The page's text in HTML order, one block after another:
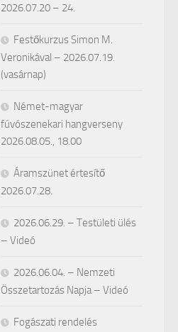
2026.07.20 – 24.
Festőkurzus Simon M.
Veronikával – 2026.07.19.
(vasárnap)
Német-magyar
fúvószenekari hangverseny
2026.08.05., 18.00
Áramszünet értesítő
2026.07.28.
2026.06.29. – Testületi ülés
– Videó
2026.06.04. – Nemzeti
Összetartozás Napja – Videó
Fogászati rendelés